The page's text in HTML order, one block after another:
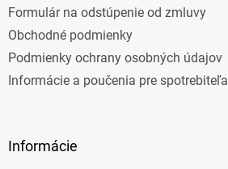
Formulár na odstúpenie od zmluvy
Obchodné podmienky
Podmienky ochrany osobných údajov
Informácie a poučenia pre spotrebiteľa
Informácie